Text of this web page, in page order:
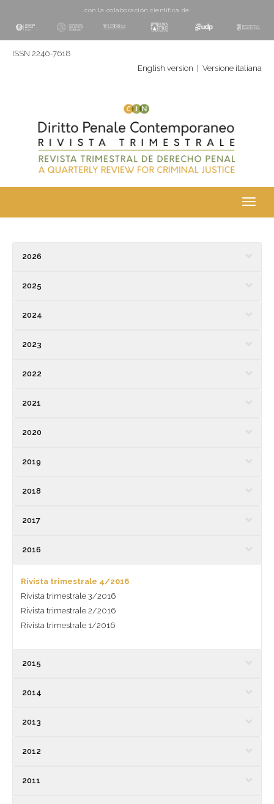
con la colaboración cientí­fica de
ISSN 2240-7618
English version
Versione italiana
2026
2025
2024
2023
2022
2021
2020
2019
2018
2017
2016
Rivista trimestrale 4/2016
Rivista trimestrale 3/2016
Rivista trimestrale 2/2016
Rivista trimestrale 1/2016
2015
2014
2013
2012
2011